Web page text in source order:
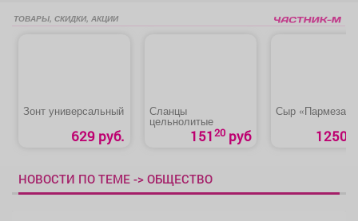
ТОВАРЫ, СКИДКИ, АКЦИИ
Зонт универсальный
629 руб.
Сланцы
цельнолитые
15120 руб
Сыр «Пармезан»
1250
НОВОСТИ ПО ТЕМЕ -> ОБЩЕСТВО